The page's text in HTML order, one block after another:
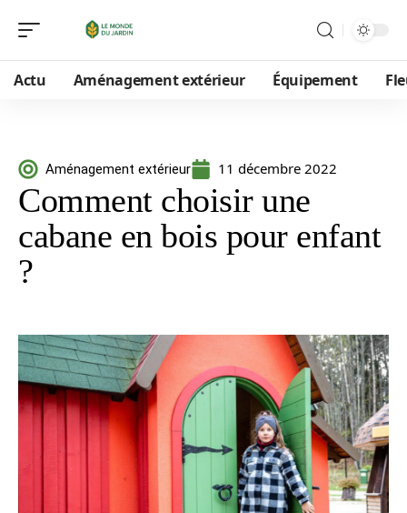
Actu Aménagement extérieur Équipement
Aménagement extérieur 11 décembre 2022
Comment choisir une
cabane en bois pour enfant
?